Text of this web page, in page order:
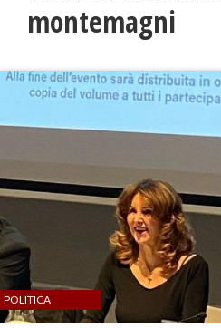
montemagni
POLITICA